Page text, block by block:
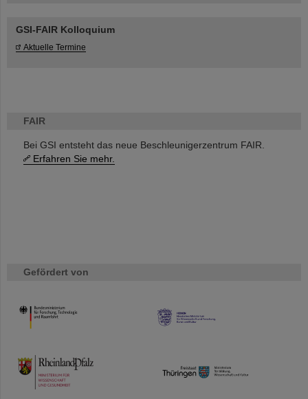
FAIR
Bei GSI entsteht das neue Beschleunigerzentrum FAIR.
Erfahren Sie mehr.
Gefördert von
HMWK
TMWWDG
GSI-FAIR Kolloquium
Aktuelle Termine